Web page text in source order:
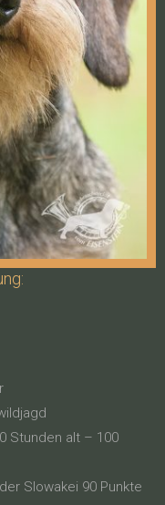
Stunden alt – 100
Slowakei 90 Punkte